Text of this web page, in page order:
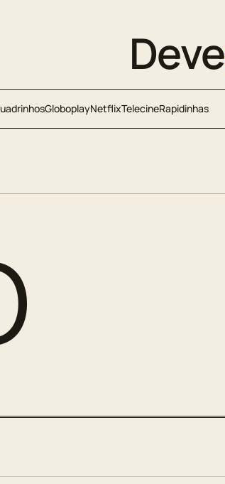
Deve
GloboplayNetflixTelecineRapidinhas